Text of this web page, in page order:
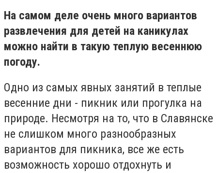
На самом деле очень много вариантов
развлечения для детей на каникулах
можно найти в такую теплую весеннюю
погоду.
Одно из самых явных занятий в теплые
весенние дни - пикник или прогулка на
природе. Несмотря на то, что в Славянске
не слишком много разнообразных
вариантов для пикника, все же есть
возможность хорошо отдохнуть и